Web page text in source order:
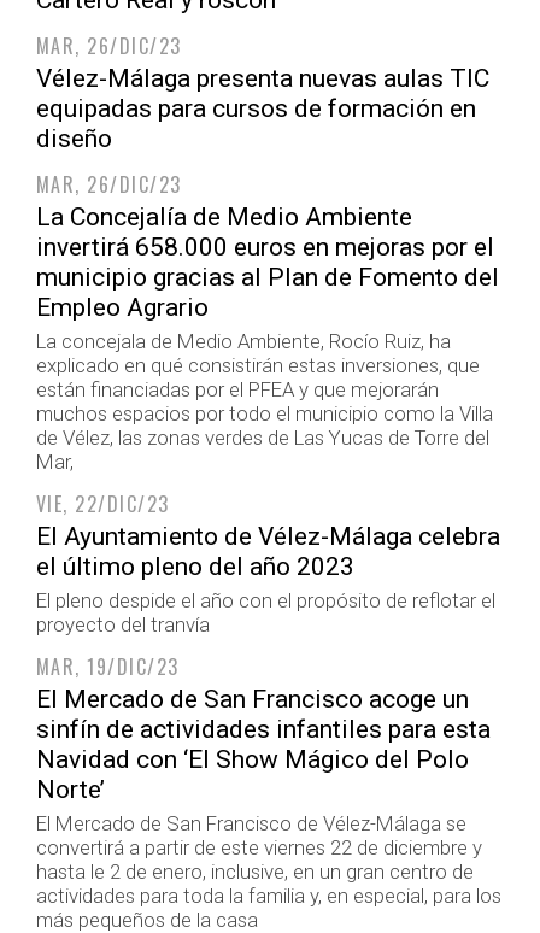
MAR, 26/DIC/23
Vélez-Málaga presenta nuevas aulas TIC
equipadas para cursos de formación en
diseño
MAR, 26/DIC/23
La Concejalía de Medio Ambiente
invertirá 658.000 euros en mejoras por el
municipio gracias al Plan de Fomento del
Empleo Agrario
La concejala de Medio Ambiente, Rocío Ruiz, ha
explicado en qué consistirán estas inversiones, que
están financiadas por el PFEA y que mejorarán
muchos espacios por todo el municipio como la Villa
de Vélez, las zonas verdes de Las Yucas de Torre del
Mar,
VIE, 22/DIC/23
El Ayuntamiento de Vélez-Málaga celebra
el último pleno del año 2023
El pleno despide el año con el propósito de reflotar el
proyecto del tranvía
MAR, 19/DIC/23
El Mercado de San Francisco acoge un
sinfín de actividades infantiles para esta
Navidad con ‘El Show Mágico del Polo
Norte’
El Mercado de San Francisco de Vélez-Málaga se
convertirá a partir de este viernes 22 de diciembre y
hasta le 2 de enero, inclusive, en un gran centro de
actividades para toda la familia y, en especial, para los
más pequeños de la casa